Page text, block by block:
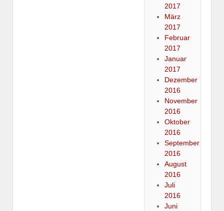
2017
März
2017
Februar
2017
Januar
2017
Dezember
2016
November
2016
Oktober
2016
September
2016
August
2016
Juli
2016
Juni